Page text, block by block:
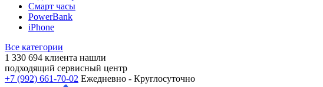
Смарт часы
PowerBank
iPhone
Все категории
1 330 694 клиента нашли
подходящий сервисный центр
+7 (992) 661-70-02 Ежедневно - Круглосуточно